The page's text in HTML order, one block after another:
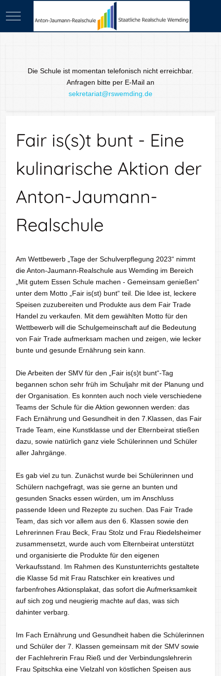
Mobile Menu Toggle
Die Schule ist momentan telefonisch nicht erreichbar.
Anfragen bitte per E-Mail an
sekretariat@rswemding.de
Fair is(s)t bunt - Eine
kulinarische Aktion der
Anton-Jaumann-
Realschule
Am Wettbewerb „Tage der Schulverpflegung 2023“ nimmt
die Anton-Jaumann-Realschule aus Wemding im Bereich
„Mit gutem Essen Schule machen - Gemeinsam genießen“
unter dem Motto „Fair is(st) bunt“ teil. Die Idee ist, leckere
Speisen zuzubereiten und Produkte aus dem Fair Trade
Handel zu verkaufen. Mit dem gewählten Motto für den
Wettbewerb will die Schulgemeinschaft auf die Bedeutung
von Fair Trade aufmerksam machen und zeigen, wie lecker
bunte und gesunde Ernährung sein kann.
Die Arbeiten der SMV für den „Fair is(s)t bunt“-Tag
begannen schon sehr früh im Schuljahr mit der Planung und
der Organisation. Es konnten auch noch viele verschiedene
Teams der Schule für die Aktion gewonnen werden: das
Fach Ernährung und Gesundheit in den 7.Klassen, das Fair
Trade Team, eine Kunstklasse und der Elternbeirat stießen
dazu, sowie natürlich ganz viele Schülerinnen und Schüler
aller Jahrgänge.
Es gab viel zu tun. Zunächst wurde bei Schülerinnen und
Schülern nachgefragt, was sie gerne an bunten und
gesunden Snacks essen würden, um im Anschluss
passende Ideen und Rezepte zu suchen. Das Fair Trade
Team, das sich vor allem aus den 6. Klassen sowie den
Lehrerinnen Frau Beck, Frau Stolz und Frau Riedelsheimer
zusammensetzt, wurde auch vom Elternbeirat unterstützt
und organisierte die Produkte für den eigenen
Verkaufsstand. Im Rahmen des Kunstunterrichts gestaltete
die Klasse 5d mit Frau Ratschker ein kreatives und
farbenfrohes Aktionsplakat, das sofort die Aufmerksamkeit
auf sich zog und neugierig machte auf das, was sich
dahinter verbarg.
Im Fach Ernährung und Gesundheit haben die Schülerinnen
und Schüler der 7. Klassen gemeinsam mit der SMV sowie
der Fachlehrerin Frau Rieß und der Verbindungslehrerin
Frau Spitschka eine Vielzahl von köstlichen Speisen aus